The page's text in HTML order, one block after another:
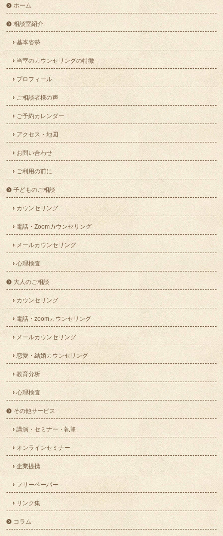
ホーム
相談室紹介
基本姿勢
当室のカウンセリングの特徴
プロフィール
ご相談者様の声
ご予約カレンダー
アクセス・地図
お問い合わせ
ご利用の前に
子どものご相談
カウンセリング
電話・Zoomカウンセリング
メールカウンセリング
心理検査
大人のご相談
カウンセリング
電話・zoomカウンセリング
メールカウンセリング
恋愛・結婚カウンセリング
教育分析
心理検査
その他サービス
講演・セミナー・執筆
オンラインセミナー
企業提携
フリーペーパー
リンク集
コラム